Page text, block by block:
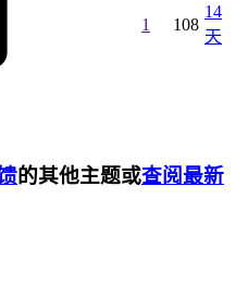
1 108
14
天
的其他主题或查阅最新